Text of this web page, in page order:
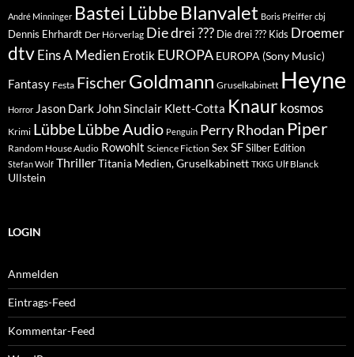
André Minninger Bastei Lübbe Blanvalet Boris Pfeiffer cbj
Dennis Ehrhardt Der Hörverlag Die drei ??? Die drei ??? Kids Droemer
dtvEins A Medien Erotik EUROPA EUROPA (Sony Music)
Fantasy Festa FischerGoldmann Gruselkabinett Heyne
Horror Jason Dark John Sinclair Klett-Cotta Knaur kosmos
Krimi LübbeLübbe Audio Penguin Perry Rhodan Piper
Random House Audio Rowohlt Science Fiction Sex SFSilber Edition
Stefan Wolf ThrillerTitania Medien, Gruselkabinett TKKG Ulf Blanck
Ullstein
LOGIN
Anmelden
Eintrags-Feed
Kommentar-Feed